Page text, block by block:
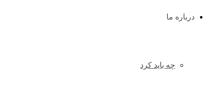
درباره ما
چه باید کرد